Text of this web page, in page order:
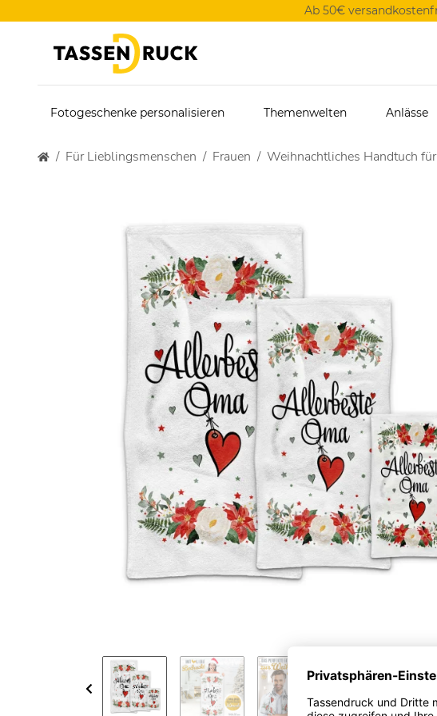
Ab 50€
Fotogeschenke personalisieren Themenwelten Anlässe
Für Lieblingsmenschen Frauen Weihnachtliches Handtuch